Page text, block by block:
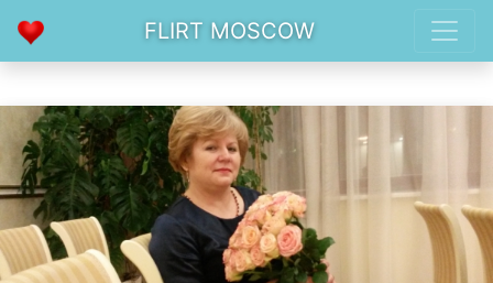
FLIRT MOSCOW